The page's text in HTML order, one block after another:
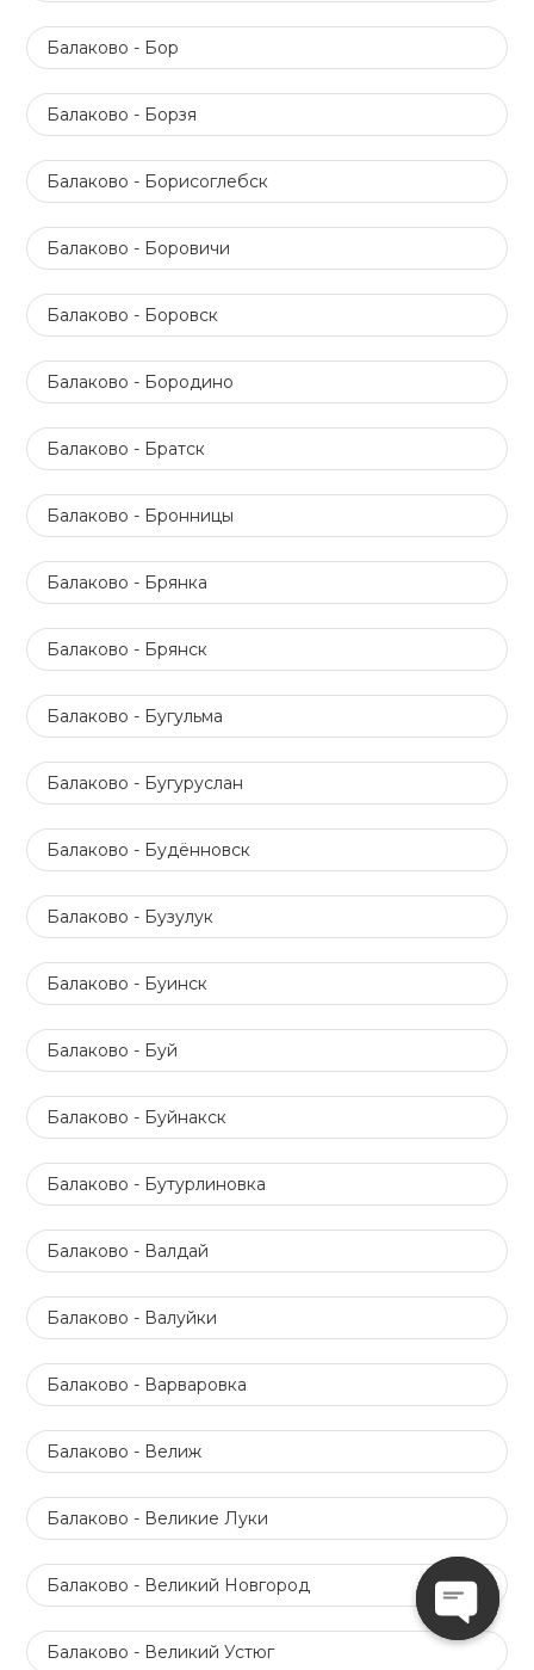
Балаково - Бор
Балаково - Борзя
Балаково - Борисоглебск
Балаково - Боровичи
Балаково - Боровск
Балаково - Бородино
Балаково - Братск
Балаково - Бронницы
Балаково - Брянка
Балаково - Брянск
Балаково - Бугульма
Балаково - Бугуруслан
Балаково - Будённовск
Балаково - Бузулук
Балаково - Буинск
Балаково - Буй
Балаково - Буйнакск
Балаково - Бутурлиновка
Балаково - Валдай
Балаково - Валуйки
Балаково - Варваровка
Балаково - Велиж
Балаково - Великие Луки
Балаково - Великий Новгород
Балаково - Великий Устюг
Open